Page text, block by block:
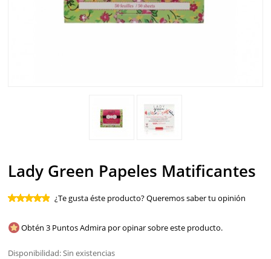
Lady Green Papeles Matificantes
¿Te gusta éste producto? Queremos saber tu opinión
Obtén 3 Puntos Admira por opinar sobre este producto.
Disponibilidad:Sin existencias